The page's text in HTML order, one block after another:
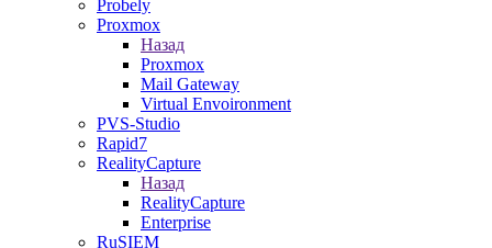
Probely
Proxmox
Назад
Proxmox
Mail Gateway
Virtual Envoironment
PVS-Studio
Rapid7
RealityCapture
Назад
RealityCapture
Enterprise
RuSIEM